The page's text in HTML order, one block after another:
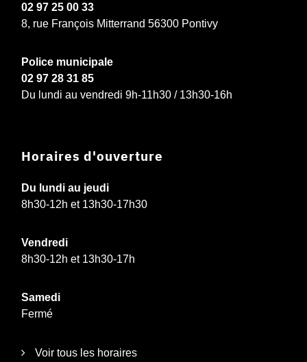
02 97 25 00 33
8, rue François Mitterrand 56300 Pontivy
Police municipale
02 97 28 31 85
Du lundi au vendredi 9h-11h30 / 13h30-16h
Horaires d'ouverture
Du lundi au jeudi
8h30-12h et 13h30-17h30
Vendredi
8h30-12h et 13h30-17h
Samedi
Fermé
Voir tous les horaires